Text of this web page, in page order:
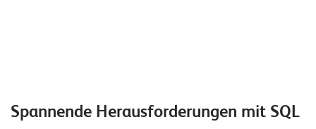
Spannende Herausforderungen mit SQL